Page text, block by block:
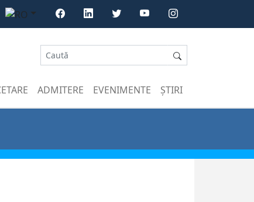
ADMITERE EVENIMENTE ȘTIRI